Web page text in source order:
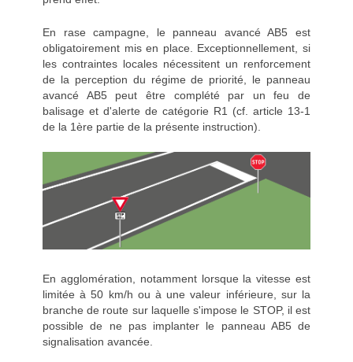
En rase campagne, le panneau avancé AB5 est
obligatoirement mis en place. Exceptionnellement, si
les contraintes locales nécessitent un renforcement
de la perception du régime de priorité, le panneau
avancé AB5 peut être complété par un feu de
balisage et d'alerte de catégorie R1 (cf. article 13-1
de la 1ère partie de la présente instruction).
En agglomération, notamment lorsque la vitesse est
limitée à 50 km/h ou à une valeur inférieure, sur la
branche de route sur laquelle s'impose le STOP, il est
possible de ne pas implanter le panneau AB5 de
signalisation avancée.